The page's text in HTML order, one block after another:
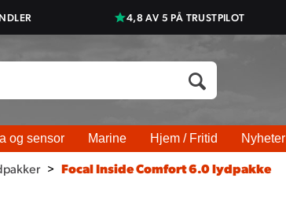
4,8 AV 5 PÅ TRUSTPILOT
og sensor Marine Hjem / Fritid Nyheter
> Focal Inside Comfort 6.0 lydpakke